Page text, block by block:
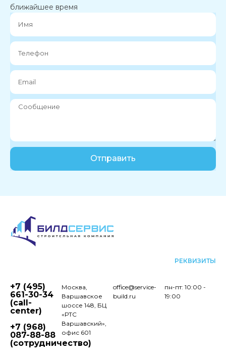
ближайшее время
Отправить
РЕКВИЗИТЫ
+7 (495)
661-30-34
(call-
center)
+7 (968)
087-88-88
(сотрудничество)
Москва,
Варшавское
шоссе 148, БЦ
«РТС
Варшавский»,
офис 601
пн-пт: 10:00 -
19:00
office@service-
build.ru